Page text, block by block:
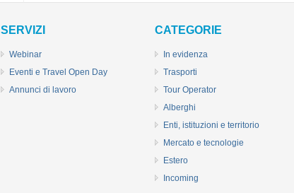
SERVIZI
Webinar
Eventi e Travel Open Day
Annunci di lavoro
CATEGORIE
In evidenza
Trasporti
Tour Operator
Alberghi
Enti, istituzioni e territorio
Mercato e tecnologie
Estero
Incoming